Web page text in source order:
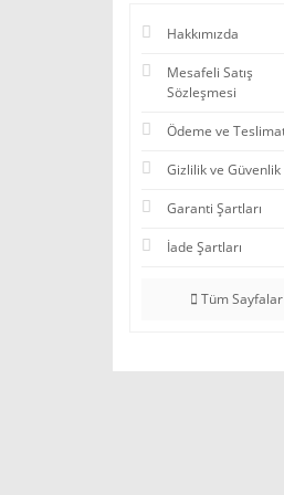
Hakkımızda
Mesafeli Satış
Sözleşmesi
Ödeme ve
Gizlilik ve Güvenlik
Garanti Şartları
İade Şartları
Tüm Sayfalar